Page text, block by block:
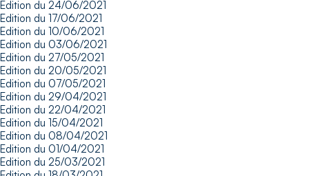
Edition du 24/06/2021
Edition du 17/06/2021
Edition du 10/06/2021
Edition du 03/06/2021
Edition du 27/05/2021
Edition du 20/05/2021
Edition du 07/05/2021
Edition du 29/04/2021
Edition du 22/04/2021
Edition du 15/04/2021
Edition du 08/04/2021
Edition du 01/04/2021
Edition du 25/03/2021